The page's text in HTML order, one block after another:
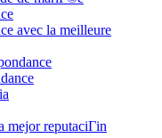
avec la meilleure
mejor reputaciГіn